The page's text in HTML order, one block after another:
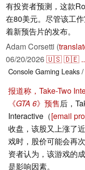
有投资者预测，这款
在80美元。尽管该工
着新预告片的发布。
Adam Corsetti (
06/20/2026🇺🇸🇩🇪
ConsoleGaming Leaks
报道称，Take-Two
《GTA 6》预售后，
Interactive（[email
收盘，该股又上涨了
戏时，股价可能会再
资者认为，该游戏的
是影响因素。